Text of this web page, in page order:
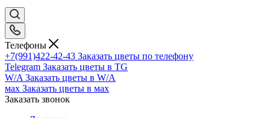
Телефоны
+7(991)422-42-43 Заказать цветы по телефону
Telegram Заказать цветы в TG
W/A Заказать цветы в W/A
мах Заказать цветы в мах
Заказать звонок